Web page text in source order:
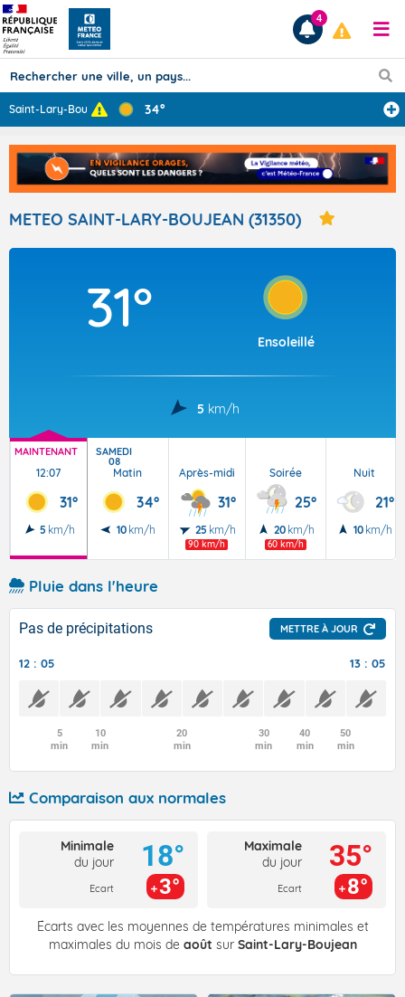
Prévisions
TOUS LES RÉSULTATS
Articles
4
Saint-Lary-Bouj ... 34°
METEO SAINT-LARY-BOUJEAN (31350)
31°
Ensoleillé
5 km/h
MAINTENANT
12:07
31°
5 km/h
SAMEDI
08
Matin
34°
10 km/h
Après-midi
31°
25 km/h
90 km/h
Soirée
25°
20 km/h
60 km/h
Nuit
21°
10 km/h
Pluie dans l'heure
Pas de précipitations METTRE À JOUR
12 : 05 13 : 05
5
min
10
min
20
min
30
min
40
min
50
min
Comparaison aux normales
Minimale
du jour
Ecart
18°
3°
Maximale
du jour
Ecart
35°
8°
Écarts avec les moyennes de températures minimales et
maximales du mois de août sur Saint-Lary-Boujean